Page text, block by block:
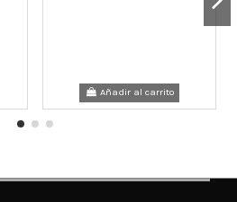
Añadir al carrito